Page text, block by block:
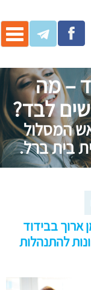
– מה
לבד?
המסלול
בית ברל.
ארוך בבידוד
להתנהלות